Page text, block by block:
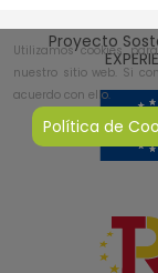
Proyecto
Utilizamos cookies
nuestro sitio web. Si
acuerdo con ello.
Política de